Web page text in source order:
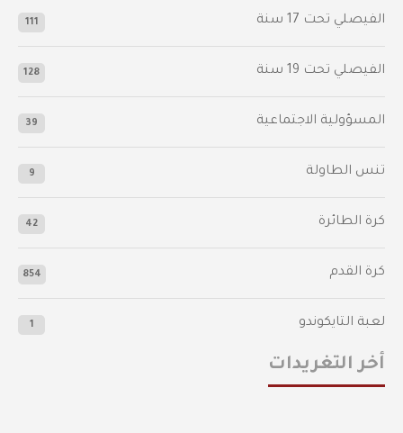
‫الفيصلي‬⁩ تحت 17 سنة 111
الفيصلي‬⁩ تحت 19 سنة 128
المسؤولية الاجتماعية 39
تنس الطاولة 9
كرة الطائرة 42
كرة القدم 854
لعبة التايكوندو 1
أخر التغريدات